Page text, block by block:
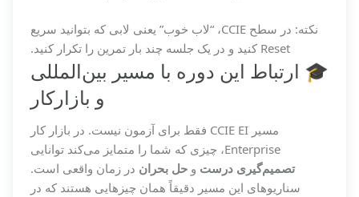
نکته: در سطح CCIE، “لاب خوب” یعنی لابی که بتوانید سریع
Reset کنید و در یک جلسه چند بار تمرین را تکرار کنید.
🎓 ارتباط این دوره با مسیر بین‌المللی
و بازارکار
مسیر CCIE EI فقط برای آزمون نیست. در بازار کار
Enterprise، چیزی که شما را متمایز می‌کند توانایی
تصمیم‌گیری درست وحل بحران در زمان واقعی است.
سناریوهای این مسیر دقیقاً همان چیزهایی هستند که در